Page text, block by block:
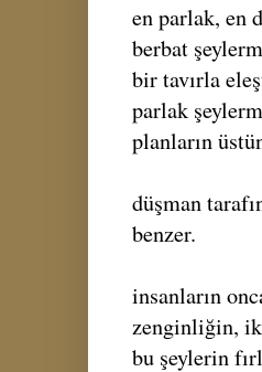
en parlak, en
berbat
bir tavırla
parlak
planların
düşman
benzer.
insanların
zenginliğin,
bu şeylerin